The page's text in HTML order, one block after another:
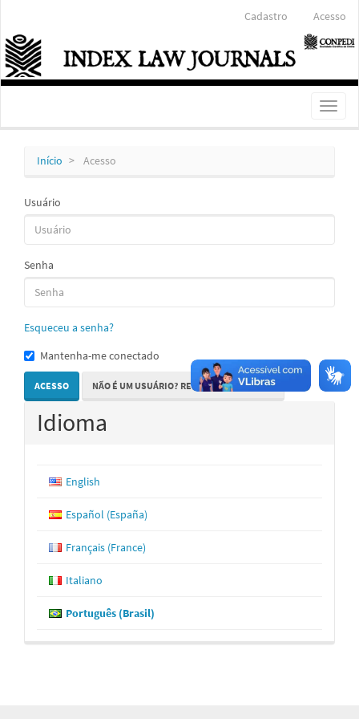
Conteúdo
principal
Barra
Lateral
Cadastro Acesso
Toggle
Início Acesso
Usuário
Senha
Esqueceu a senha?
Mantenha-me conectado
ACESSO NÃO É UM USUÁRIO? REGISTRE-SE NO SITE
Idioma
English
Español (España)
Français (France)
Italiano
Português (Brasil)